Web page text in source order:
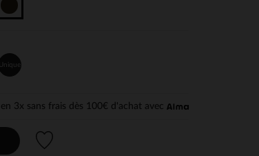
Unique
en 3x sans frais dès 100€ d'achat avec